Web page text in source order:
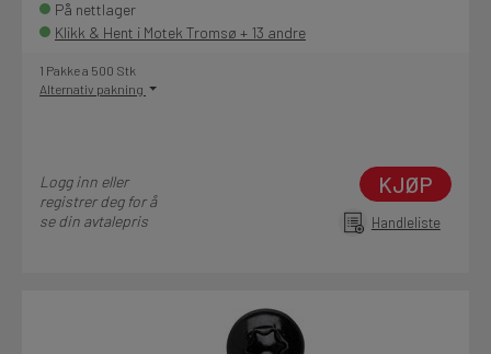
På nettlager
Klikk & Hent i Motek Tromsø + 13 andre
1 Pakke a 500 Stk
Alternativ pakning
Logg inn eller
registrer deg for å
se din avtalepris
KJØP
Handleliste